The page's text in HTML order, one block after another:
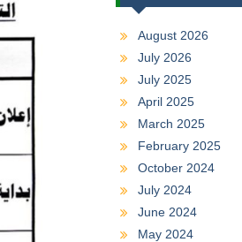
August 2026
July 2026
July 2025
April 2025
March 2025
February 2025
October 2024
July 2024
June 2024
May 2024